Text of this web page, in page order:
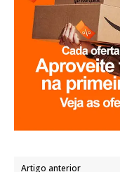
Artigo anterior